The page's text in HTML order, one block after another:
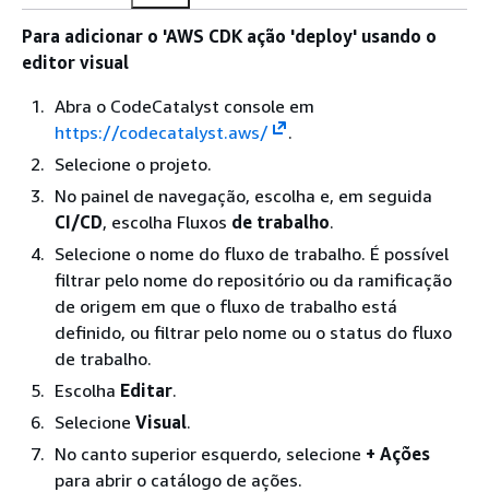
Para adicionar o 'AWS CDK ação 'deploy' usando o
editor visual
Abra o CodeCatalyst console em
https://codecatalyst.aws/
.
Selecione o projeto.
No painel de navegação, escolha e, em seguida
CI/CD, escolha Fluxos de trabalho.
Selecione o nome do fluxo de trabalho. É possível
filtrar pelo nome do repositório ou da ramificação
de origem em que o fluxo de trabalho está
definido, ou filtrar pelo nome ou o status do fluxo
de trabalho.
Escolha Editar.
Selecione Visual.
No canto superior esquerdo, selecione + Ações
para abrir o catálogo de ações.